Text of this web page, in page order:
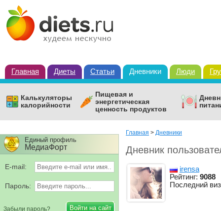
Главная Диеты Статьи Дневники Люди
Калькуляторы
калорийности
Пищевая и
энергетическая
ценность продуктов
Главная > Дневники
Дневник
irensa
Рейтинг: 9088
Последний
Единый профиль
МедиаФорт
E-mail:
Пароль:
Забыли пароль?